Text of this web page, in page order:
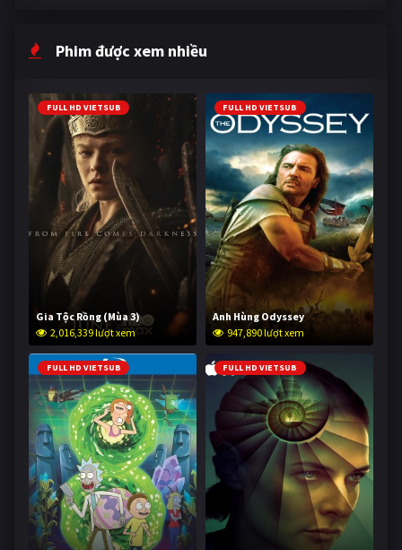
Phim được xem nhiều
FULL HD VIETSUB
Gia Tộc Rồng (Mùa 3)
2,016,339 lượt xem
FULL HD VIETSUB
Anh Hùng Odyssey
947,890 lượt xem
FULL HD VIETSUB FULL HD VIETSUB